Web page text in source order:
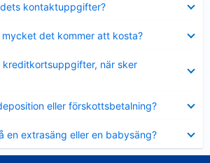
kontaktuppgifter?
mycket det kommer att kosta?
när sker
eller förskottsbetalning?
en extrasäng eller en babysäng?